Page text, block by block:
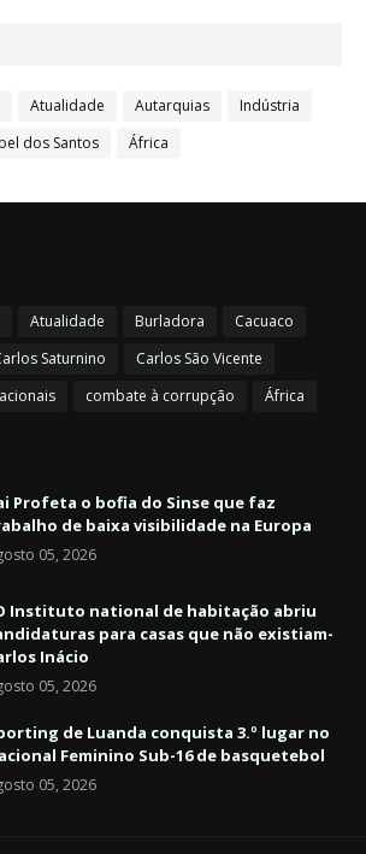
Atualidade Autarquias
Indústria
dos Santos África
Atualidade Burladora
Cacuaco
Saturnino
Carlos São Vicente
combate à corrupção África
Profeta o bofia do Sinse que faz
de baixa visibilidade na Europa
05, 2026
Instituto national de habitação abriu
para casas que não existiam-
Inácio
05, 2026
de Luanda conquista 3.º lugar no
Feminino Sub-16 de basquetebol
05, 2026